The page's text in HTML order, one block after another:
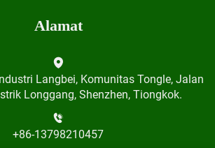
Alamat
Langbei, Komunitas Tongle, Jalan
Longgang, Shenzhen, Tiongkok.
+86-13798210457